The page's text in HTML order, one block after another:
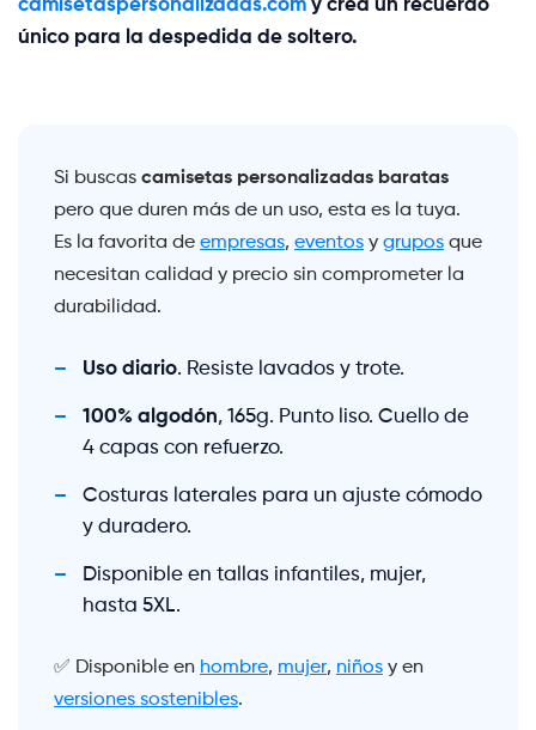
único para la despedida de soltero.
Si buscas camisetas personalizadas baratas
pero que duren más de un uso, esta es la tuya.
Es la favorita de empresas, eventos y grupos que
necesitan calidad y precio sin comprometer la
durabilidad.
Uso diario. Resiste lavados y trote.
100% algodón, 165g. Punto liso. Cuello de
4 capas con refuerzo.
Costuras laterales para un ajuste cómodo
y duradero.
Disponible en tallas infantiles, mujer,
hasta 5XL.
✅ Disponible en hombre, mujer, niños y en
versiones sostenibles.